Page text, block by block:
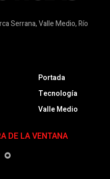
Serrana, Valle Medio, Río
Portada
Tecnología
Valle Medio
DE LA VENTANA